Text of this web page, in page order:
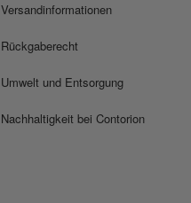
Versandinformationen
Rückgaberecht
Umwelt und Entsorgung
Nachhaltigkeit bei Contorion